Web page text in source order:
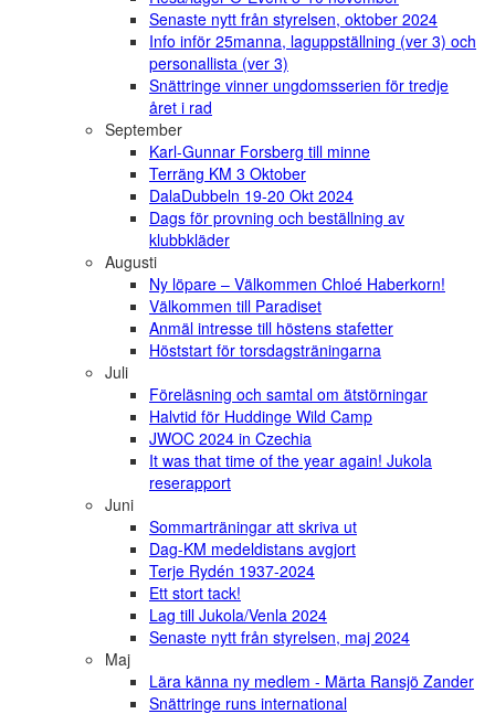
Senaste nytt från styrelsen, oktober 2024
Info inför 25manna, laguppställning (ver 3) och
personallista (ver 3)
Snättringe vinner ungdomsserien för tredje
året i rad
September
Karl-Gunnar Forsberg till minne
Terräng KM 3 Oktober
DalaDubbeln 19-20 Okt 2024
Dags för provning och beställning av
klubbkläder
Augusti
Ny löpare – Välkommen Chloé Haberkorn!
Välkommen till Paradiset
Anmäl intresse till höstens stafetter
Höststart för torsdagsträningarna
Juli
Föreläsning och samtal om ätstörningar
Halvtid för Huddinge Wild Camp
JWOC 2024 in Czechia
It was that time of the year again! Jukola
reserapport
Juni
Sommarträningar att skriva ut
Dag-KM medeldistans avgjort
Terje Rydén 1937-2024
Ett stort tack!
Lag till Jukola/Venla 2024
Senaste nytt från styrelsen, maj 2024
Maj
Lära känna ny medlem - Märta Ransjö Zander
Snättringe runs international